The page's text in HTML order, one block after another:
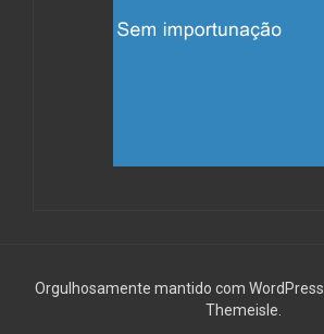
Orgulhosamente mantido com WordPress
Themeisle.